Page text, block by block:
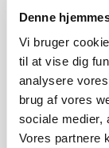
Denne
Vi bruger
til at vise dig
analysere
brug af vores
sociale medier,
Vores partnere
9670,